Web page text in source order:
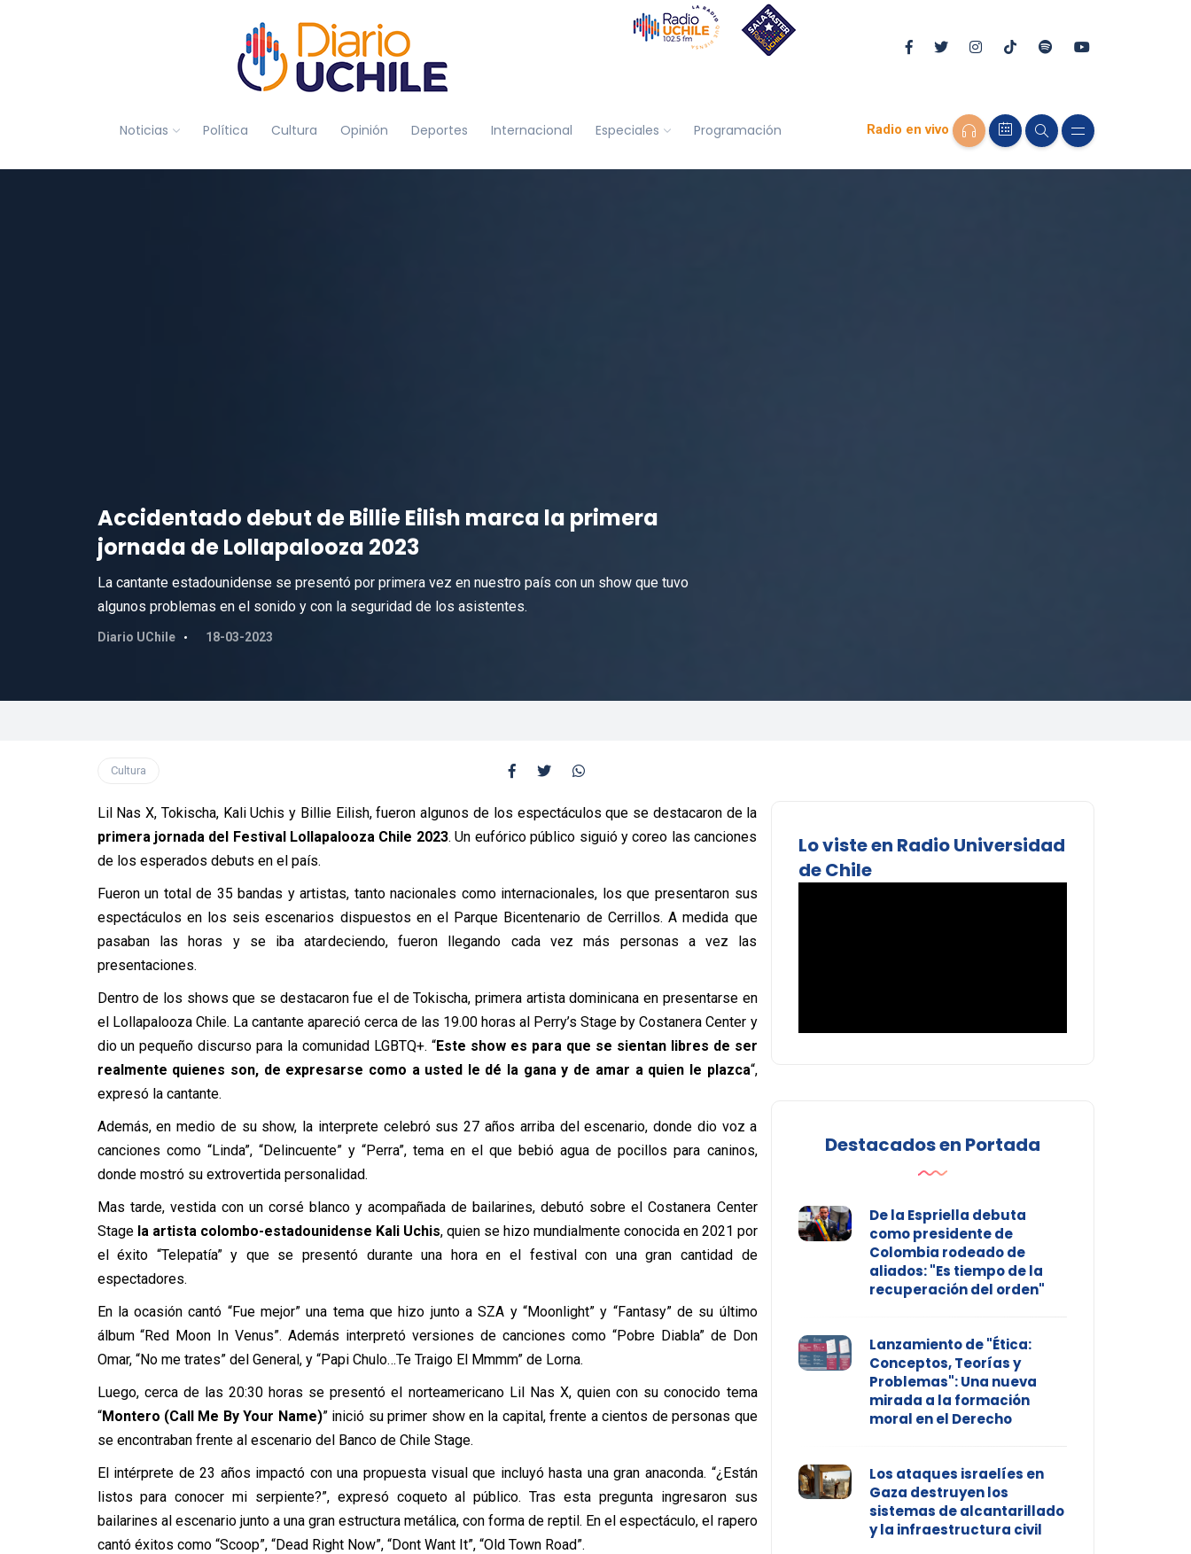
Noticias Política Cultura Opinión Deportes Internacional Especiales Programación Radio en vivo
Accidentado debut de Billie Eilish marca la primera
jornada de Lollapalooza 2023
La cantante estadounidense se presentó por primera vez en nuestro país con un show que tuvo
algunos problemas en el sonido y con la seguridad de los asistentes.
Diario UChile 18-03-2023
Cultura
Lil Nas X, Tokischa, Kali Uchis y Billie Eilish, fueron algunos de los espectáculos que se destacaron de la
primera jornada del Festival Lollapalooza Chile 2023. Un eufórico público siguió y coreo las canciones
de los esperados debuts en el país.
Fueron un total de 35 bandas y artistas, tanto nacionales como internacionales, los que presentaron sus
espectáculos en los seis escenarios dispuestos en el Parque Bicentenario de Cerrillos. A medida que
pasaban las horas y se iba atardeciendo, fueron llegando cada vez más personas a vez las
presentaciones.
Dentro de los shows que se destacaron fue el de Tokischa, primera artista dominicana en presentarse en
el Lollapalooza Chile. La cantante apareció cerca de las 19.00 horas al Perry’s Stage by Costanera Center y
dio un pequeño discurso para la comunidad LGBTQ+. “Este show es para que se sientan libres de ser
realmente quienes son, de expresarse como a usted le dé la gana y de amar a quien le plazca“,
expresó la cantante.
Además, en medio de su show, la interprete celebró sus 27 años arriba del escenario, donde dio voz a
canciones como “Linda”, “Delincuente” y “Perra”, tema en el que bebió agua de pocillos para caninos,
donde mostró su extrovertida personalidad.
Mas tarde, vestida con un corsé blanco y acompañada de bailarines, debutó sobre el Costanera Center
Stage la artista colombo-estadounidense Kali Uchis, quien se hizo mundialmente conocida en 2021 por
el éxito “Telepatía” y que se presentó durante una hora en el festival con una gran cantidad de
espectadores.
En la ocasión cantó “Fue mejor” una tema que hizo junto a SZA y “Moonlight” y “Fantasy” de su último
álbum “Red Moon In Venus”. Además interpretó versiones de canciones como “Pobre Diabla” de Don
Omar, “No me trates” del General, y “Papi Chulo…Te Traigo El Mmmm” de Lorna.
Luego, cerca de las 20:30 horas se presentó el norteamericano Lil Nas X, quien con su conocido tema
“Montero (Call Me By Your Name)” inició su primer show en la capital, frente a cientos de personas que
se encontraban frente al escenario del Banco de Chile Stage.
El intérprete de 23 años impactó con una propuesta visual que incluyó hasta una gran anaconda. “¿Están
listos para conocer mi serpiente?”, expresó coqueto al público. Tras esta pregunta ingresaron sus
bailarines al escenario junto a una gran estructura metálica, con forma de reptil. En el espectáculo, el rapero
cantó éxitos como “Scoop”, “Dead Right Now”, “Dont Want It”, “Old Town Road”.
Lo viste en Radio Universidad
de Chile
Destacados en Portada
De la Espriella debuta
como presidente de
Colombia rodeado de
aliados: "Es tiempo de la
recuperación del orden"
Lanzamiento de "Ética:
Conceptos, Teorías y
Problemas": Una nueva
mirada a la formación
moral en el Derecho
Los ataques israelíes en
Gaza destruyen los
sistemas de alcantarillado
y la infraestructura civil